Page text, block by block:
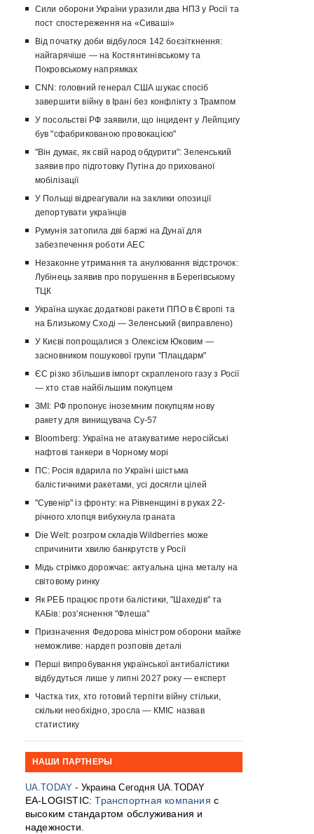
Сили оборони України уразили два НПЗ у Росії та
пост спостереження на «Сиваші»
Від початку доби відбулося 142 боєзіткнення:
найгарячіше — на Костянтинівському та
Покровському напрямках
CNN: головний генерал США шукає спосіб
завершити війну в Ірані без конфлікту з Трампом
У посольстві РФ заявили, що інцидент у Лейпцигу
був "сфабрикованою провокацією"
"Він думає, як свій народ обдурити": Зеленський
заявив про підготовку Путіна до прихованої
мобілізації
У Польщі відреагували на заклики опозиції
депортувати українців
Румунія затопила дві баржі на Дунаї для
забезпечення роботи АЕС
Незаконне утримання та анулювання відстрочок:
Лубінець заявив про порушення в Берегівському
ТЦК
Україна шукає додаткові ракети ППО в Європі та
на Близькому Сході — Зеленський (виправлено)
У Києві попрощалися з Олексієм Юковим —
засновником пошукової групи "Плацдарм"
ЄС різко збільшив імпорт скрапленого газу з Росії
— хто став найбільшим покупцем
ЗМІ: РФ пропонує іноземним покупцям нову
ракету для винищувача Су-57
Bloomberg: Україна не атакуватиме неросійські
нафтові танкери в Чорному морі
ПС: Росія вдарила по Україні шістьма
балістичними ракетами, усі досягли цілей
"Сувенір" із фронту: на Рівненщині в руках 22-
річного хлопця вибухнула граната
Die Welt: розгром складів Wildberries може
спричинити хвилю банкрутств у Росії
Мідь стрімко дорожчає: актуальна ціна металу на
світовому ринку
Як РЕБ працює проти балістики, "Шахедів" та
КАБів: роз'яснення "Флеша"
Призначення Федорова міністром оборони майже
неможливе: нардеп розповів деталі
Перші випробування української антибалістики
відбудуться лише у липні 2027 року — експерт
Частка тих, хто готовий терпіти війну стільки,
скільки необхідно, зросла — КМІС назвав
статистику
НАШИ ПАРТНЕРЫ
UA.TODAY - Украина Сегодня UA.TODAY
EA-LOGISTIC:Транспортная компания с
высоким стандартом обслуживания и
надежности.